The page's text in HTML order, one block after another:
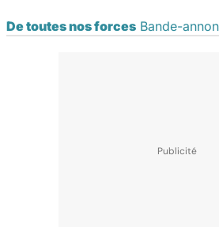
De toutes nos forces Bande-